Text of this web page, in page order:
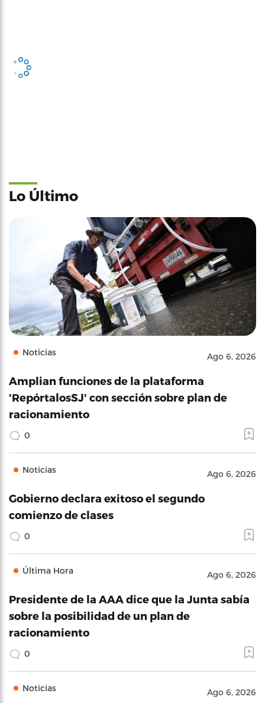
Lo Último
Noticias Ago 6, 2026
Amplian funciones de la plataforma
'RepórtalosSJ' con sección sobre plan de
racionamiento
0
Noticias Ago 6, 2026
Gobierno declara exitoso el segundo
comienzo de clases
0
Última Hora Ago 6, 2026
Presidente de la AAA dice que la Junta sabía
sobre la posibilidad de un plan de
racionamiento
0
Noticias Ago 6, 2026